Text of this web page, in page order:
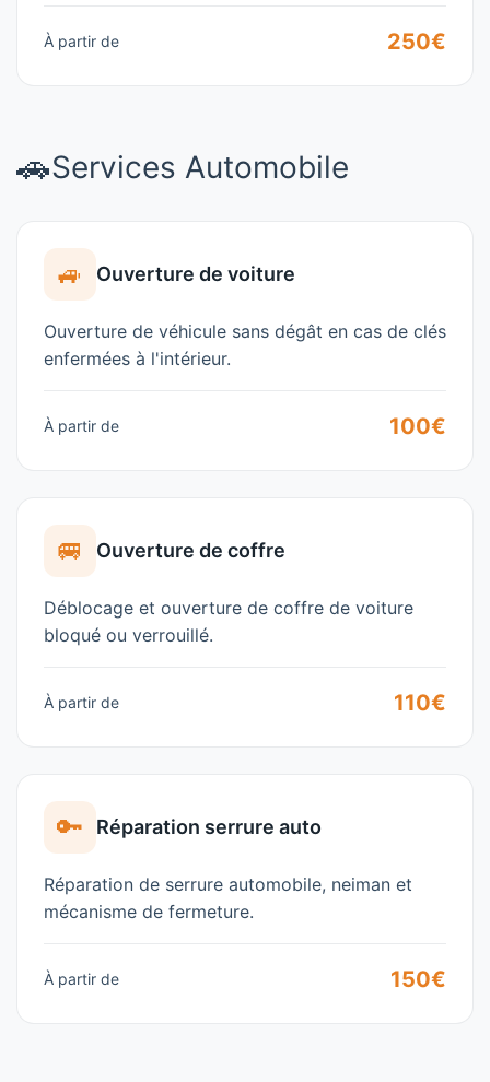
À partir de 250€
🚗Services Automobile
🚙 Ouverture de voiture
Ouverture de véhicule sans dégât en cas de clés
enfermées à l'intérieur.
À partir de 100€
🚐 Ouverture de coffre
Déblocage et ouverture de coffre de voiture
bloqué ou verrouillé.
À partir de 110€
🔑 Réparation serrure auto
Réparation de serrure automobile, neiman et
mécanisme de fermeture.
À partir de 150€